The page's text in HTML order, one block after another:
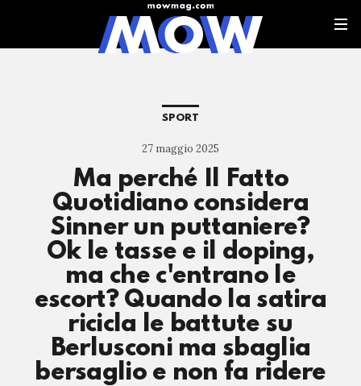
SPORT
27 maggio 2025
Ma perché Il Fatto
Quotidiano considera
Sinner un puttaniere?
Ok le tasse e il doping,
ma che c'entrano le
escort? Quando la satira
ricicla le battute su
Berlusconi ma sbaglia
bersaglio e non fa ridere